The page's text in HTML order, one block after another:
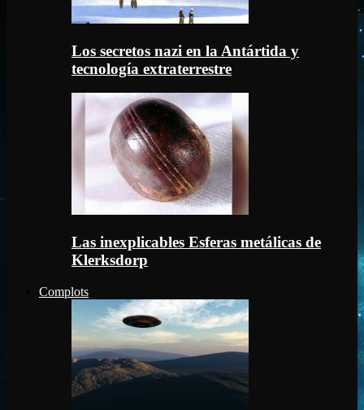
Los secretos nazi en la Antártida y
tecnología extraterrestre
Las inexplicables Esferas metálicas de
Klerksdorp
Complots